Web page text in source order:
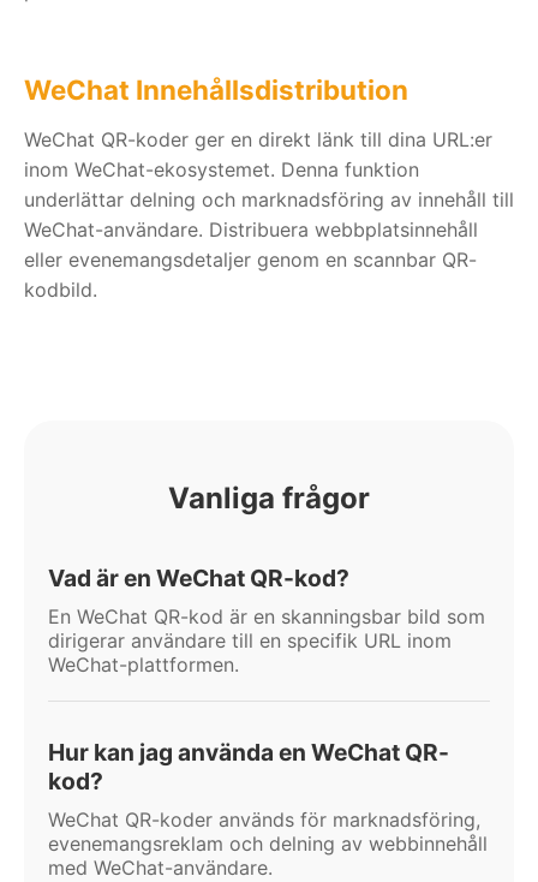
WeChat Innehållsdistribution
WeChat QR-koder ger en direkt länk till dina URL:er
inom WeChat-ekosystemet. Denna funktion
underlättar delning och marknadsföring av innehåll till
WeChat-användare. Distribuera webbplatsinnehåll
eller evenemangsdetaljer genom en scannbar QR-
kodbild.
Vanliga frågor
Vad är en WeChat QR-kod?
En WeChat QR-kod är en skanningsbar bild som
dirigerar användare till en specifik URL inom
WeChat-plattformen.
Hur kan jag använda en WeChat QR-
kod?
WeChat QR-koder används för marknadsföring,
evenemangsreklam och delning av webbinnehåll
med WeChat-användare.